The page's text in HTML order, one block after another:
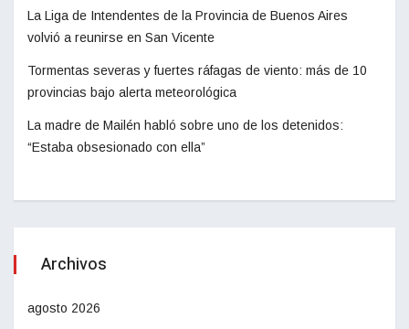
La Liga de Intendentes de la Provincia de Buenos Aires
volvió a reunirse en San Vicente
Tormentas severas y fuertes ráfagas de viento: más de 10
provincias bajo alerta meteorológica
La madre de Mailén habló sobre uno de los detenidos:
“Estaba obsesionado con ella”
Archivos
agosto 2026